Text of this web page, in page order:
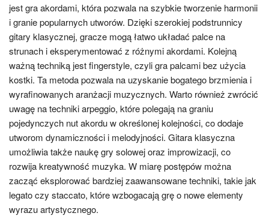
jest gra akordami, która pozwala na szybkie tworzenie harmonii
i granie popularnych utworów. Dzięki szerokiej podstrunnicy
gitary klasycznej, gracze mogą łatwo układać palce na
strunach i eksperymentować z różnymi akordami. Kolejną
ważną techniką jest fingerstyle, czyli gra palcami bez użycia
kostki. Ta metoda pozwala na uzyskanie bogatego brzmienia i
wyrafinowanych aranżacji muzycznych. Warto również zwrócić
uwagę na techniki arpeggio, które polegają na graniu
pojedynczych nut akordu w określonej kolejności, co dodaje
utworom dynamiczności i melodyjności. Gitara klasyczna
umożliwia także naukę gry solowej oraz improwizacji, co
rozwija kreatywność muzyka. W miarę postępów można
zacząć eksplorować bardziej zaawansowane techniki, takie jak
legato czy staccato, które wzbogacają grę o nowe elementy
wyrazu artystycznego.